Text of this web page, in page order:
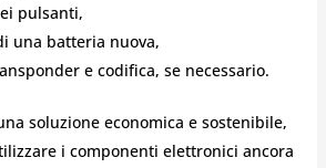
pulsanti,
una batteria nuova,
e codifica, se necessario.
soluzione economica e sostenibile,
i componenti elettronici ancora